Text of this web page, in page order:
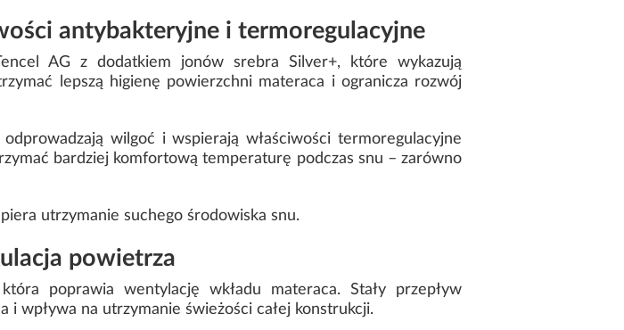
antybakteryjne i termoregulacyjne
AG z dodatkiem jonów srebra Silver+, które wykazują
lepszą higienę powierzchni materaca i ogranicza rozwój
wilgoć i wspierają właściwości termoregulacyjne
bardziej komfortową temperaturę podczas snu – zarówno
utrzymanie suchego środowiska snu.
powietrza
poprawia wentylację wkładu materaca. Stały przepływ
wpływa na utrzymanie świeżości całej konstrukcji.